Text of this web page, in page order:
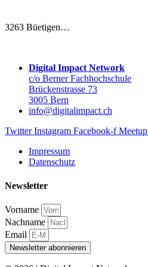
3263 Büetigen…
Digital Impact Network
c/o Berner Fachhochschule
Brückenstrasse 73
3005 Bern
info@digitalimpact.ch
Twitter Instagram Facebook-f Meetup
Impressum
Datenschutz
Newsletter
Vorname
Nachname
Email
Newsletter abonnieren